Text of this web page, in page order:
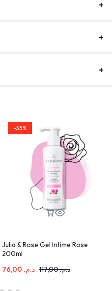
-35%
Julia & Rose Gel Intime Rose
200ml
د.م.
د.م.117,00